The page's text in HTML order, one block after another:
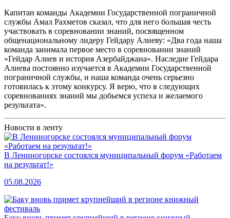
Капитан команды Академии Государственной пограничной
службы Амал Рахметов сказал, что для него большая честь
участвовать в соревновании знаний, посвященном
общенациональному лидеру Гейдару Алиеву: «Два года наша
команда занимала первое место в соревновании знаний
«Гейдар Алиев и история Азербайджана». Наследие Гейдара
Алиева постоянно изучается в Академии Государственной
пограничной службы, и наша команда очень серьезно
готовилась к этому конкурсу. Я верю, что в следующих
соревнованиях знаний мы добьемся успеха и желаемого
результата».
Новости в ленту
В Лениногорске состоялся муниципальный форум «Работаем
на результат!»
05.08.2026